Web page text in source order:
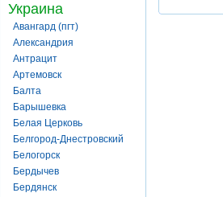
Украина
Авангард (пгт)
Александрия
Антрацит
Артемовск
Балта
Барышевка
Белая Церковь
Белгород-Днестровский
Белогорск
Бердычев
Бердянск